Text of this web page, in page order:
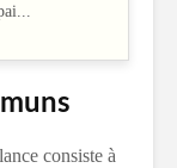
consiste à